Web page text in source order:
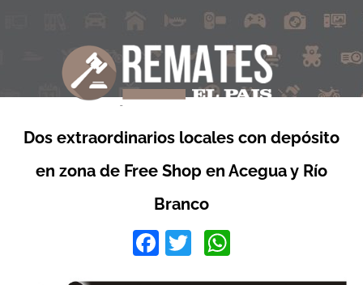
Dos extraordinarios locales con depósito
en zona de Free Shop en Acegua y Río
Branco
Facebook
Twitter